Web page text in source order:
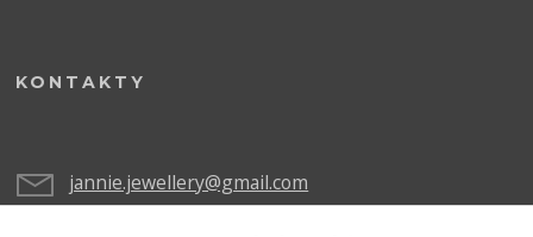
KONTAKTY
jannie.jewellery@gmail.com